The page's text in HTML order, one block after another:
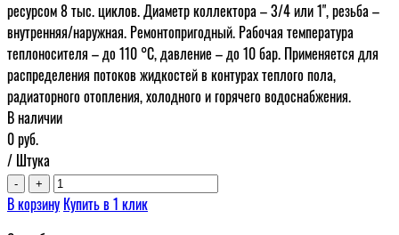
ресурсом 8 тыс. циклов. Диаметр коллектора – 3/4 или 1", резьба –
внутренняя/наружная. Ремонтопригодный. Рабочая температура
теплоносителя – до 110 °С, давление – до 10 бар. Применяется для
распределения потоков жидкостей в контурах теплого пола,
радиаторного отопления, холодного и горячего водоснабжения.
В наличии
0руб.
/ Штука
- +
В корзину Купить в 1 клик